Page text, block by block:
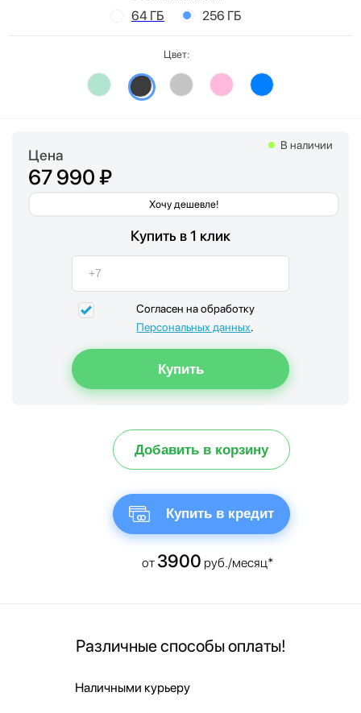
64 ГБ 256 ГБ
Цвет:
Цена
67 990 ₽
Хочу дешевле!
В наличии
Купить в 1 клик
Согласен на обработку
Персональных данных.
Добавить в корзину
Купить в кредит
от 3900 руб./месяц*
Различные способы оплаты!
Наличными курьеру